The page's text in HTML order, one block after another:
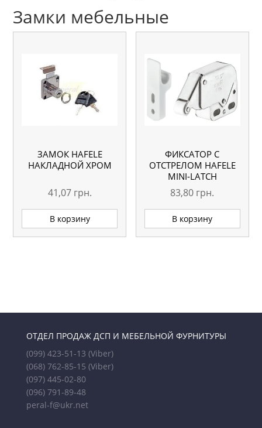
Замки мебельные
ЗАМОК HAFELE
НАКЛАДНОЙ ХРОМ
41,07 грн.
В корзину
ФИКСАТОР С
ОТСТРЕЛОМ HAFELE
MINI-LATCH
83,80 грн.
В корзину
ОТДЕЛ ПРОДАЖ ДСП И МЕБЕЛЬНОЙ ФУРНИТУРЫ
(099) 423-51-13 (Viber)
(068) 762-85-15 (Viber)
(097) 445-02-80
(096) 791-89-48
peral-f@ukr.net